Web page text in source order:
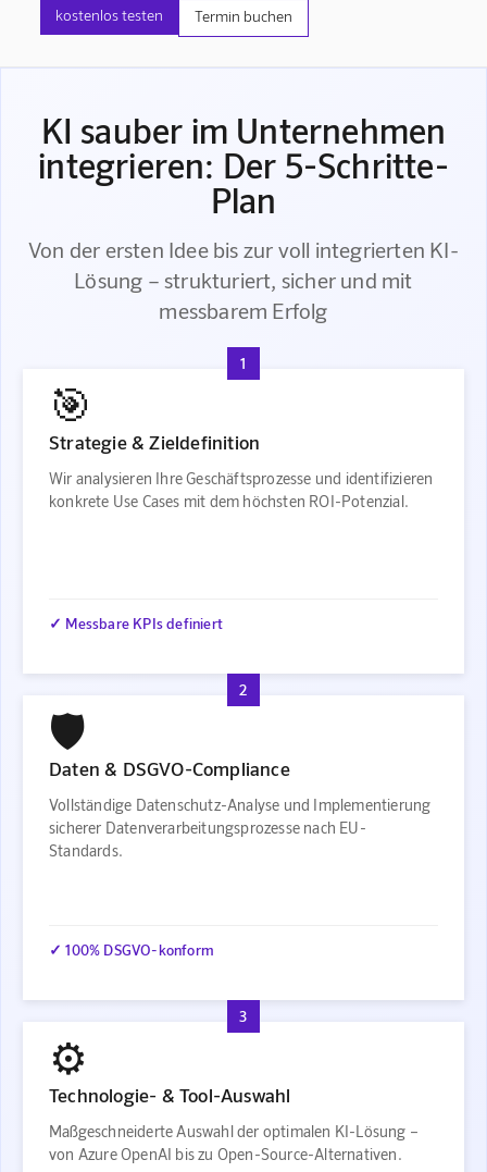
kostenlos testen Termin buchen
KI sauber im Unternehmen
integrieren: Der 5-Schritte-
Plan
Von der ersten Idee bis zur voll integrierten KI-
Lösung – strukturiert, sicher und mit
messbarem Erfolg
1
🎯
Strategie & Zieldefinition
Wir analysieren Ihre Geschäftsprozesse und identifizieren
konkrete Use Cases mit dem höchsten ROI-Potenzial.
✓ Messbare KPIs definiert
2
🛡️
Daten & DSGVO-Compliance
Vollständige Datenschutz-Analyse und Implementierung
sicherer Datenverarbeitungsprozesse nach EU-
Standards.
✓ 100% DSGVO-konform
3
⚙️
Technologie- & Tool-Auswahl
Maßgeschneiderte Auswahl der optimalen KI-Lösung –
von Azure OpenAI bis zu Open-Source-Alternativen.